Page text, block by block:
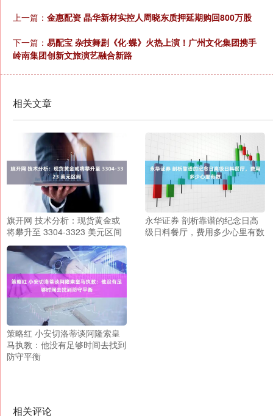
上一篇： 金惠配资 晶华新材实控人周晓东质押延期购回800万股
下一篇： 易配宝 杂技舞剧《化·蝶》火热上演！广州文化集团携手
岭南集团创新文旅演艺融合新路
相关文章
旗开网 技术分析：现货黄金或
将攀升至 3304-3323 美元区间
永华证券 剖析靠谱的纪念日高
级日料餐厅，费用多少心里有数
策略红 小安切洛蒂谈阿隆索皇
马执教：他没有足够时间去找到
防守平衡
相关评论